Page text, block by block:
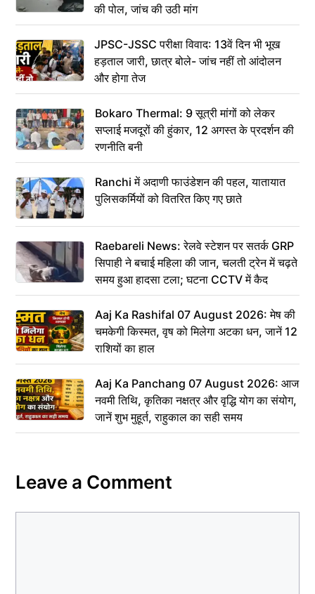
की पोल, जांच की उठी मांग
JPSC-JSSC परीक्षा विवाद: 13वें दिन भी भूख
हड़ताल जारी, छात्र बोले- जांच नहीं तो आंदोलन
और होगा तेज
Bokaro Thermal: 9 सूत्री मांगों को लेकर
सप्लाई मजदूरों की हुंकार, 12 अगस्त के प्रदर्शन की
रणनीति बनी
Ranchi में अदाणी फाउंडेशन की पहल, यातायात
पुलिसकर्मियों को वितरित किए गए छाते
Raebareli News: रेलवे स्टेशन पर सतर्क GRP
सिपाही ने बचाई महिला की जान, चलती ट्रेन में चढ़ते
समय हुआ हादसा टला; घटना CCTV में कैद
Aaj Ka Rashifal 07 August 2026: मेष की
चमकेगी किस्मत, वृष को मिलेगा अटका धन, जानें 12
राशियों का हाल
Aaj Ka Panchang 07 August 2026: आज
नवमी तिथि, कृतिका नक्षत्र और वृद्धि योग का संयोग,
जानें शुभ मुहूर्त, राहुकाल का सही समय
Leave a Comment